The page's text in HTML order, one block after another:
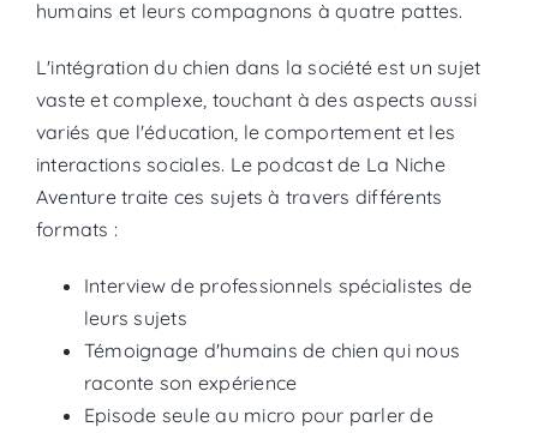
humains et leurs compagnons à quatre pattes.
L'intégration du chien dans la société est un sujet
vaste et complexe, touchant à des aspects aussi
variés que l'éducation, le comportement et les
interactions sociales. Le podcast de La Niche
Aventure traite ces sujets à travers différents
formats :
Interview de professionnels spécialistes de
leurs sujets
Témoignage d'humains de chien qui nous
raconte son expérience
Episode seule au micro pour parler de